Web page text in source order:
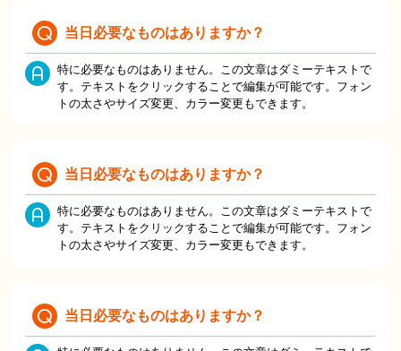
当日必要なものはありますか？
特に必要なものはありません。この文章はダミーテキストで
す。テキストをクリックすることで編集が可能です。フォン
トの太さやサイズ変更、カラー変更もできます。
当日必要なものはありますか？
特に必要なものはありません。この文章はダミーテキストで
す。テキストをクリックすることで編集が可能です。フォン
トの太さやサイズ変更、カラー変更もできます。
当日必要なものはありますか？